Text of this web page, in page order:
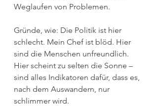
Weglaufen von Problemen.
Gründe, wie: Die Politik ist hier
schlecht. Mein Chef ist blöd. Hier
sind die Menschen unfreundlich.
Hier scheint zu selten die Sonne –
sind alles Indikatoren dafür, dass es,
nach dem Auswandern, nur
schlimmer wird.